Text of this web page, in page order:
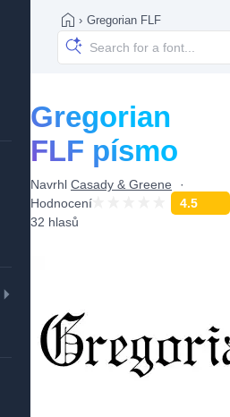
› Gregorian FLF
Gregorian
FLF písmo
Navrhl Casady & Greene
Hodnocení
4.5
32 hlasů